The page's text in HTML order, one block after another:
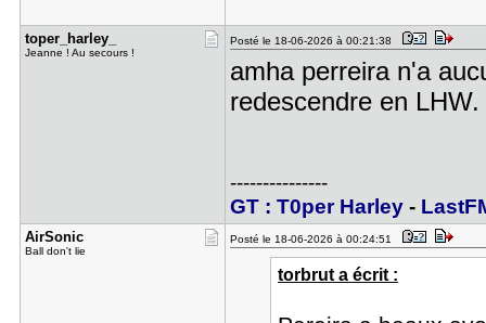
toper_harl​ey_
Jeanne ! Au secours !
Posté le 18-06-2026 à 00:21:38
amha perreira n'a
redescendre en LHW.
---------------
GT : T0per Harley-
AirSonic
Ball don't lie
Posté le 18-06-2026 à 00:24:51
torbrut a écrit :